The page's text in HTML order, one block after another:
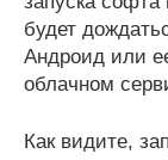
будет
Андроид или
облачном
Как видите,